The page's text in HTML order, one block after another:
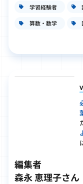
学習経験者
算数・数学
編集者
森永 恵理子さん